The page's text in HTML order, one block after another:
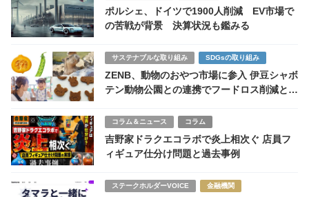
ポルシェ、ドイツで1900人削減 EV市場で
の苦戦が背景 決算状況も鑑みる
サステナブルな取り組み SDGsの取り組み
ZENB、動物のおやつ市場に参入 伊豆シャボ
テン動物公園との連携でフードロス削減と動
コラム＆ニュース コラム
吉野家ドラクエコラボで炎上相次ぐ 店員フ
ィギュア仕分け問題と過去事例
ステークホルダーVOICE 金融機関